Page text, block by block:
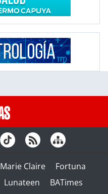
Marie Claire
Fortuna
Lunateen BATimes